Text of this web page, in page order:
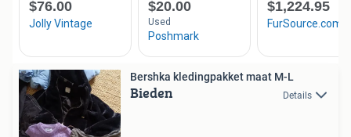
Bershka kledingpakket maat M-L
Bieden Details